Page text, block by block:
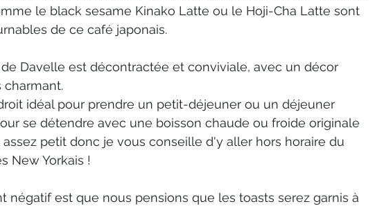
le black sesame Kinako Latte ou le Hoji-Cha Latte sont
de ce café japonais.
Davelle est décontractée et conviviale, avec un décor
charmant.
idéal pour prendre un petit-déjeuner ou un déjeuner
se détendre avec une boisson chaude ou froide originale
petit donc je vous conseille d'y aller hors horaire du
New Yorkais !
négatif est que nous pensions que les toasts serez garnis à